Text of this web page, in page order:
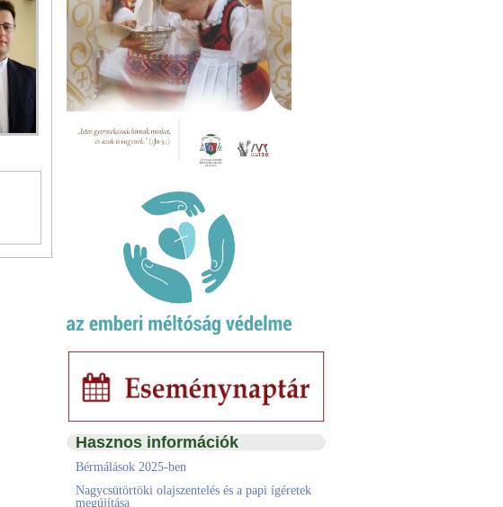
Hasznos információk
Bérmálások 2025-ben
Nagycsütörtöki olajszentelés és a papi ígéretek
megújítása